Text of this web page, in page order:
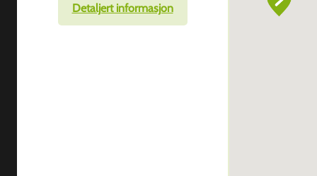
Detaljert informasjon